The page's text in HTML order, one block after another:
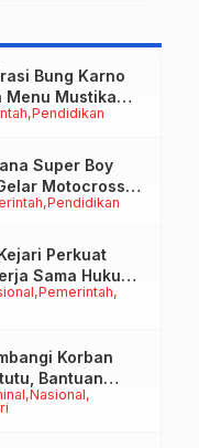
Pendidikan
Bung Karno
Menu Mustika
Pendidikan
Super Boy
Motocross
Pemerintah
Perkuat
Sama Hukum
Nasional
Korban
Bantuan
Beban